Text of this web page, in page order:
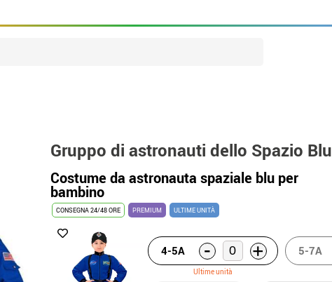
Gruppo di astronauti dello Spazio Blu
Costume da astronauta spaziale blu per
bambino
CONSEGNA 24/48 ORE PREMIUM ULTIME UNITÀ
4-5A - +
Ultime unità
5-7A